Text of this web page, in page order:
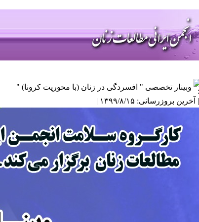
وبینار تخصصی " افسردگی در زنان (با محوریت کرونا) "
| آخرین بروزرسانی: ۱۳۹۹/۸/۱۵ |